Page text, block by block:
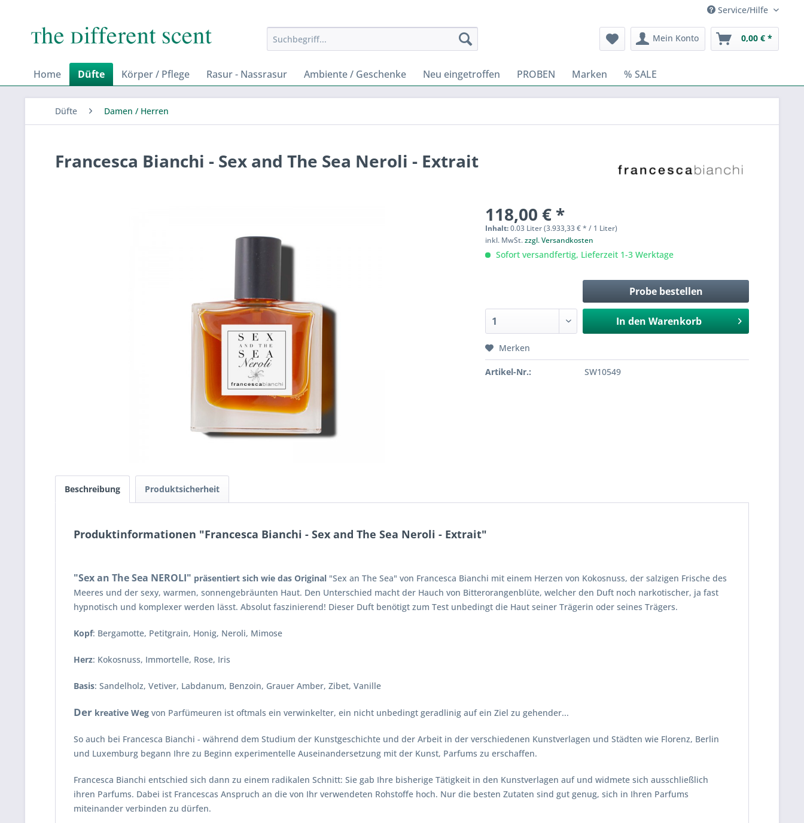
Service/Hilfe
Mein Konto 0,00 € *
Home Düfte Körper / Pflege Rasur - Nassrasur Ambiente / Geschenke Neu eingetroffen PROBEN Marken % SALE
Düfte Damen / Herren
Francesca Bianchi - Sex and The Sea Neroli - Extrait
118,00 € *
Inhalt:0.03 Liter (3.933,33 € * / 1 Liter)
inkl. MwSt.zzgl. Versandkosten
Sofort versandfertig, Lieferzeit 1-3 Werktage
Probe bestellen
In den Warenkorb
Merken
Artikel-Nr.: SW10549
Beschreibung Produktsicherheit
Produktinformationen "Francesca Bianchi - Sex and The Sea Neroli - Extrait"
"Sex an The Sea NEROLI" präsentiert sich wie das Original "Sex an The Sea" von Francesca Bianchi mit einem Herzen von Kokosnuss, der salzigen Frische des
Meeres und der sexy, warmen, sonnengebräunten Haut. Den Unterschied macht der Hauch von Bitterorangenblüte, welcher den Duft noch narkotischer, ja fast
hypnotisch und komplexer werden lässt. Absolut faszinierend! Dieser Duft benötigt zum Test unbedingt die Haut seiner Trägerin oder seines Trägers.
Kopf: Bergamotte, Petitgrain, Honig, Neroli, Mimose
Herz: Kokosnuss, Immortelle, Rose, Iris
Basis: Sandelholz, Vetiver, Labdanum, Benzoin, Grauer Amber, Zibet, Vanille
Der kreative Weg von Parfümeuren ist oftmals ein verwinkelter, ein nicht unbedingt geradlinig auf ein Ziel zu gehender...
So auch bei Francesca Bianchi - während dem Studium der Kunstgeschichte und der Arbeit in der verschiedenen Kunstverlagen und Städten wie Florenz, Berlin
und Luxemburg begann Ihre zu Beginn experimentelle Auseinandersetzung mit der Kunst, Parfums zu erschaffen.
Francesca Bianchi entschied sich dann zu einem radikalen Schnitt: Sie gab Ihre bisherige Tätigkeit in den Kunstverlagen auf und widmete sich ausschließlich
ihren Parfums. Dabei ist Francescas Anspruch an die von Ihr verwendeten Rohstoffe hoch. Nur die besten Zutaten sind gut genug, sich in Ihren Parfums
miteinander verbinden zu dürfen.